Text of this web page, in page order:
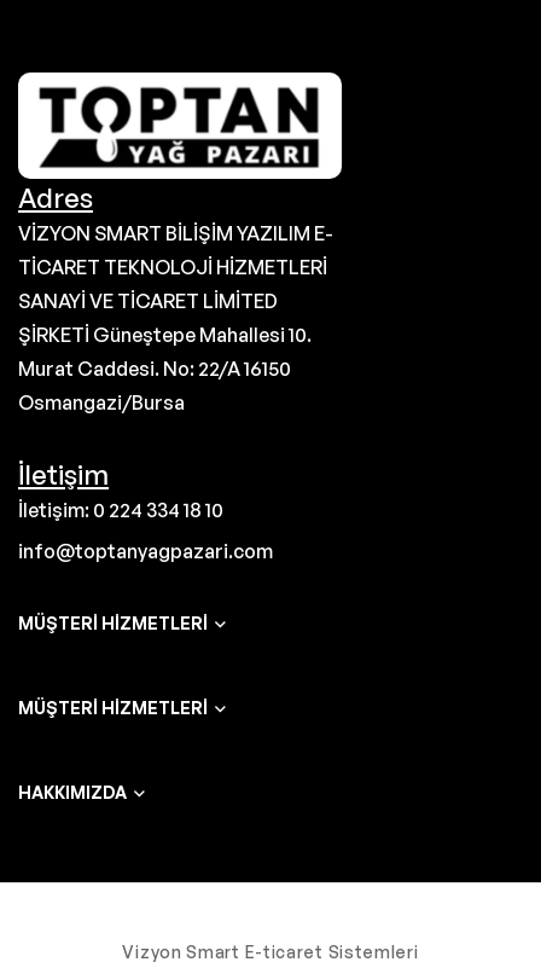
Adres
VİZYON SMART BİLİŞİM YAZILIM E-
TİCARET TEKNOLOJİ HİZMETLERİ
SANAYİ VE TİCARET LİMİTED
ŞİRKETİ Güneştepe Mahallesi 10.
Murat Caddesi. No: 22/A 16150
Osmangazi/Bursa
İletişim
İletişim: 0 224 334 18 10
info@toptanyagpazari.com
MÜŞTERI HIZMETLERI
MÜŞTERI HIZMETLERI
HAKKIMIZDA
Vizyon Smart E-ticaret Sistemleri